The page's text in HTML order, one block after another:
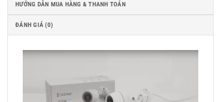
HƯỚNG DẪN MUA HÀNG & THANH TOÁN
ĐÁNH GIÁ (0)